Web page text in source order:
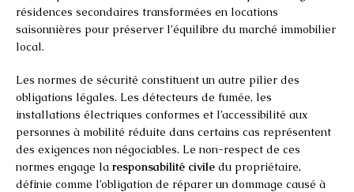
résidences secondaires transformées en locations
saisonnières pour préserver l’équilibre du marché immobilier
local.
Les normes de sécurité constituent un autre pilier des
obligations légales. Les détecteurs de fumée, les
installations électriques conformes et l’accessibilité aux
personnes à mobilité réduite dans certains cas représentent
des exigences non négociables. Le non-respect de ces
normes engage la responsabilité civile du propriétaire,
définie comme l’obligation de réparer un dommage causé à